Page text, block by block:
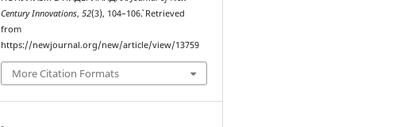
Century Innovations,52(3), 104–106`. Retrieved
from
https://newjournal.org/new/article/view/13759
More Citation Formats